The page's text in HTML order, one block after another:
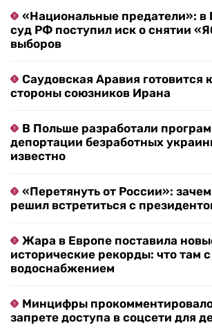
«Национальные предатели»: в
суд РФ поступил иск о снятии
выборов
Саудовская Аравия готовится
стороны союзников Ирана
В Польше разработали
депортации безработных
известно
«Перетянуть от России»:
решил встретиться с
Жара в Европе поставила
исторические рекорды: что там с
водоснабжением
Минцифры
запрете доступа в соцсети для